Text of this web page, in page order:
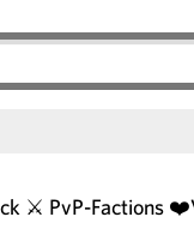
⚔️ PvP-Factions